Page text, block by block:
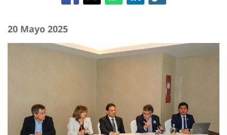
20 Mayo 2025